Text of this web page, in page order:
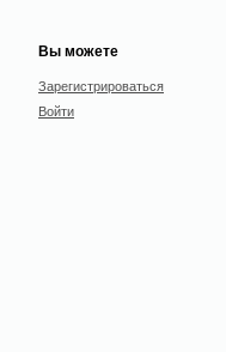
Вы можете
Зарегистрироваться
Войти